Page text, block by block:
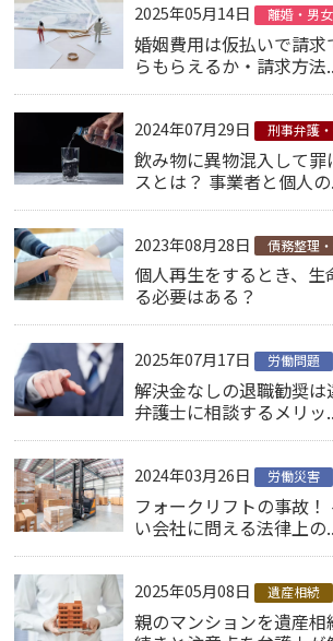
2025年05月14日 離婚・男
婚姻費用は仮払いで請
らもらえるか・請求方法
2024年07月29日 刑事弁護
飲み物に異物混入して罪
スとは？ 事業者と個人
2023年08月28日 債務整理
個人再生をするとき、生
る必要はある？
2025年07月17日 労働問題
解決金なしの退職勧奨は
弁護士に相談するメリッ
2024年03月26日 労働災害
フォークリフトの事故
い会社に問える法律上の
2025年05月08日 遺産相続
親のマンションを遺産